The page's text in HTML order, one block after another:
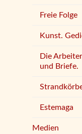
Freie Folge
Kunst.
Die
und Briefe.
Estemaga
Medien